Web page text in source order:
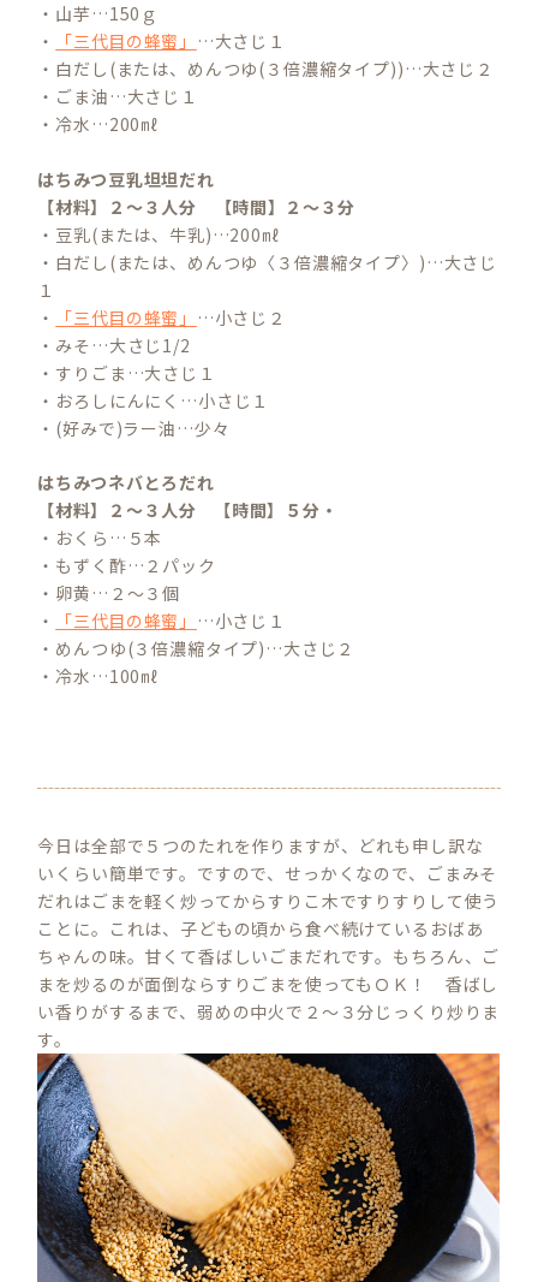
・山芋…150ｇ
・
「三代目の蜂蜜」 …大さじ１
・白だし(または、めんつゆ(３倍濃縮タイプ))…大さじ２
・ごま油…大さじ１
・冷水…200㎖
はちみつ豆乳坦坦だれ
【材料】２～３人分
【時間】２～３分
・豆乳(または、牛乳)…200㎖
・白だし(または、めんつゆ〈３倍濃縮タイプ〉)…大さじ
１
・
「三代目の蜂蜜」 …小さじ２
・みそ…大さじ1/2
・すりごま…大さじ１
・おろしにんにく…小さじ１
・(好みで)ラー油…少々
はちみつネバとろだれ
【材料】２～３人分 【時間】５分・
・おくら…５本
・もずく酢…２パック
・卵黄…２～３個
・
「三代目の蜂蜜」 …小さじ１
・めんつゆ(３倍濃縮タイプ)…大さじ２
・冷水…100㎖
今日は全部で５つのたれを作りますが、どれも申し訳な
いくらい簡単です。ですので、せっかくなので、ごまみそ
だれはごまを軽く炒ってからすりこ木ですりすりして使う
ことに。これは、子どもの頃から食べ続けているおばあ
ちゃんの味。甘くて香ばしいごまだれです。もちろん、ご
まを炒るのが面倒ならすりごまを使ってもＯＫ！ 香ばし
い香りがするまで、弱めの中火で２～３分じっくり炒りま
す。